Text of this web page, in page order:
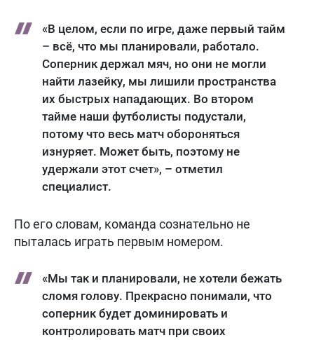
«В целом, если по игре, даже первый тайм
– всё, что мы планировали, работало.
Соперник держал мяч, но они не могли
найти лазейку, мы лишили пространства
их быстрых нападающих. Во втором
тайме наши футболисты подустали,
потому что весь матч обороняться
изнуряет. Может быть, поэтому не
удержали этот счет», – отметил
специалист.
По его словам, команда сознательно не
пыталась играть первым номером.
«Мы так и планировали, не хотели бежать
сломя голову. Прекрасно понимали, что
соперник будет доминировать и
контролировать матч при своих